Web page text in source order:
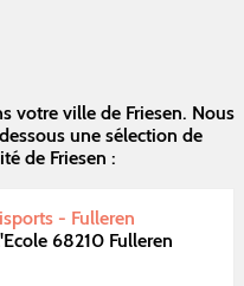
votre ville de Friesen. Nous
une sélection de
de Friesen :
- Fulleren
68210 Fulleren